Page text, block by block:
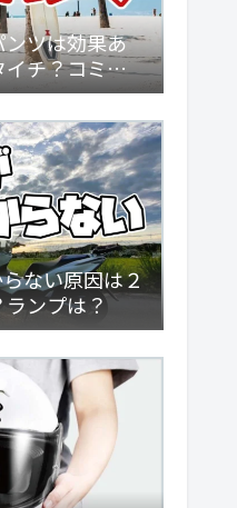
ツは効果あ
チ？コミ
ない原因は２
ンプは？